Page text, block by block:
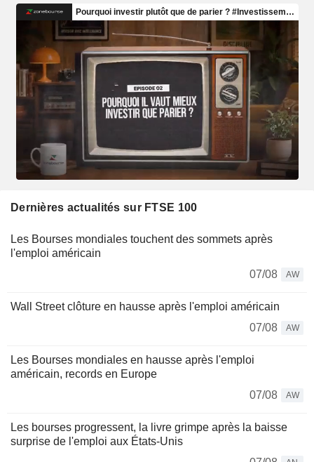
Dernières actualités sur FTSE 100
Les Bourses mondiales touchent des sommets après
l'emploi américain
07/08
AW
Wall Street clôture en hausse après l'emploi américain
07/08
AW
Les Bourses mondiales en hausse après l'emploi
américain, records en Europe
07/08
AW
Les bourses progressent, la livre grimpe après la baisse
surprise de l'emploi aux États-Unis